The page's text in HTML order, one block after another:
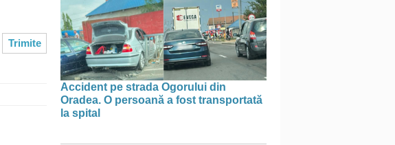
Accident pe strada Ogorului din
Oradea. O persoană a fost transportată
la spital